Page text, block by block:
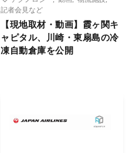
記者会見など
【現地取材・動画】霞ヶ関キ
ャピタル、川崎・東扇島の冷
凍自動倉庫を公開